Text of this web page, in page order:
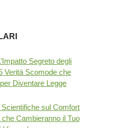
Segreto degli
Verità Scomode che
Diventare Legge
Scientifiche sul Comfort
Cambieranno il Tuo